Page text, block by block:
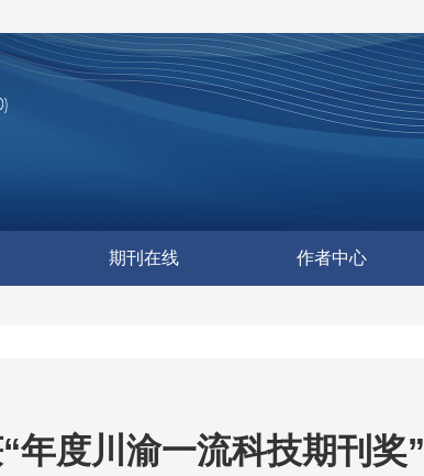
期刊在线 作者中心
年度川渝一流科技期刊奖”